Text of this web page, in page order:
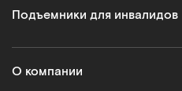
Подъемники для инвалидов
О компании